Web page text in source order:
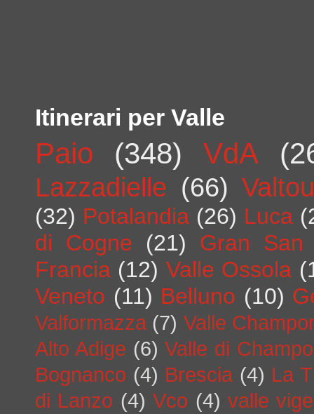
Itinerari per Valle
Paio (348) VdA
Lazzadielle (66)
(32) Potalandia (26) Luca
di Cogne
(21)
Gran San
Francia (12) Valle Ossola
Veneto (11) Belluno (10)
Valformazza (7) Valle
Alto Adige (6) Valle di
Bognanco (4) Brescia (4) La
di Lanzo (4) Vco (4) valle